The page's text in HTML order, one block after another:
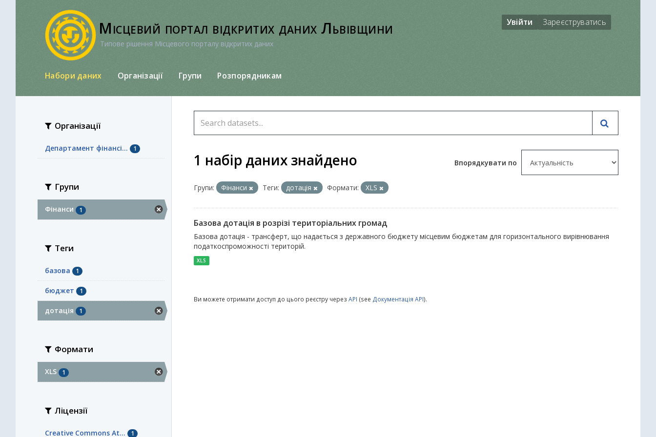
Місцевий портал відкритих даних Львівщини
Типове рішення Місцевого порталу відкритих даних
Увійти Зареєструватись
Набори даних Організації Групи Розпорядникам
Організації
Департамент фінансі... 1
Групи
Фінанси 1
Теги
базова 1
бюджет 1
дотація 1
Формати
XLS 1
Ліцензії
Creative Commons At... 1
Впорядкувати по
1 набір даних знайдено
Групи: Фінанси Теги: дотація Формати: XLS
Базова дотація в розрізі територіальних громад
Базова дотація - трансферт, що надається з державного бюджету місцевим бюджетам для горизонтального вирівнювання
податкоспроможності територій.
XLS
Ви можете отримати доступ до цього реєстру через API (see Документація API).